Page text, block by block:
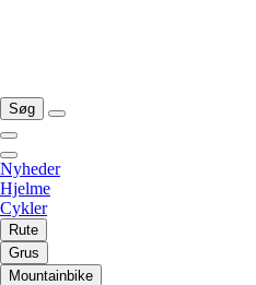
Søg
Nyheder
Hjelme
Cykler
Rute
Grus
Mountainbike